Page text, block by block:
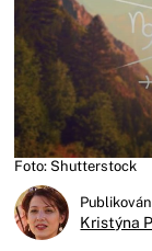
Foto: Shutterstock
Kristýna